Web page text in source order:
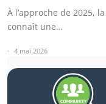
À l’approche de 2025,
connaît une…
4 mai 2026